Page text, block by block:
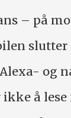
– på
slutter
og
å